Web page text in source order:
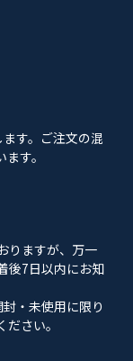
す。ご注文の混
す。
りますが、万一
後7日以内にお知
・未使用に限り
さい。